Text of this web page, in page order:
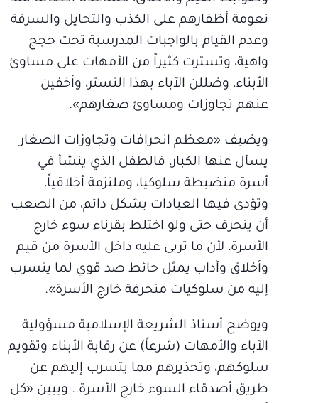
نعومة أظفارهم على الكذب والتحايل والسرقة
وعدم القيام بالواجبات المدرسية تحت حجج
واهية، وتسترت كثيراً من الأمهات على مساوئ
الأبناء، وضللن الآباء بهذا التستر، وأخفين
عنهم تجاوزات ومساوئ صغارهم».
ويضيف «معظم انحرافات وتجاوزات الصغار
يسأل عنها الكبار، فالطفل الذي ينشأ في
أسرة منضبطة سلوكيا، وملتزمة أخلاقياً،
وتؤدى فيها العبادات بشكل دائم، من الصعب
أن ينحرف حتى ولو اختلط بقرناء سوء خارج
الأسرة، لأن ما تربى عليه داخل الأسرة من قيم
وأخلاق وآداب يمثل حائط صد قوي لما يتسرب
إليه من سلوكيات منحرفة خارج الأسرة».
ويوضح أستاذ الشريعة الإسلامية مسؤولية
الآباء والأمهات (شرعاً) عن رقابة الأبناء وتقويم
سلوكهم، وتحذيرهم مما يتسرب إليهم عن
طريق أصدقاء السوء خارج الأسرة.. ويبين «كل